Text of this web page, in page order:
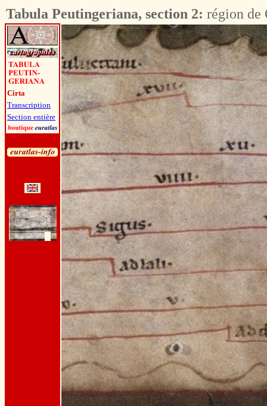
Tabula Peutingeriana, section 2: région de
Cirta
Transcription
Section entière